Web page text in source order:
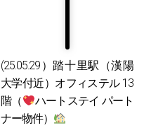
(25.05.29）踏十里駅（漢陽
大学付近）オフィステル 13
階（
ハートステイ パート
ナー物件）